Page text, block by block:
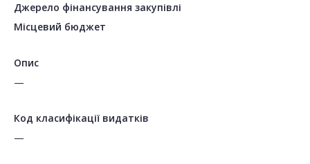
Джерело фінансування закупівлі
Місцевий бюджет
Опис
—
Код класифікації видатків
—